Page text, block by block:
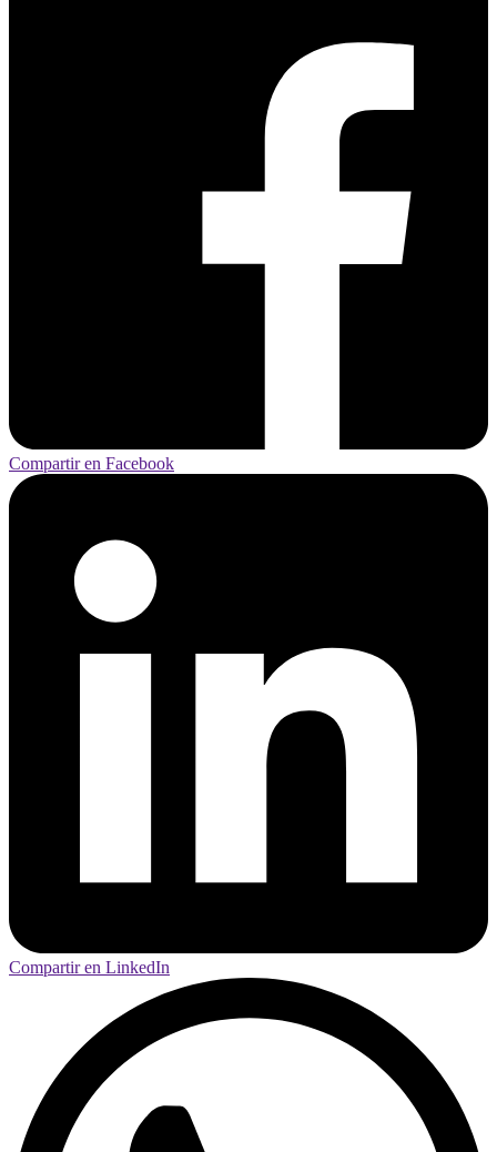
Compartir en Facebook
Compartir en LinkedIn